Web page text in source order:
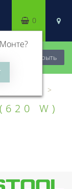
Закрыть
?
0
W)